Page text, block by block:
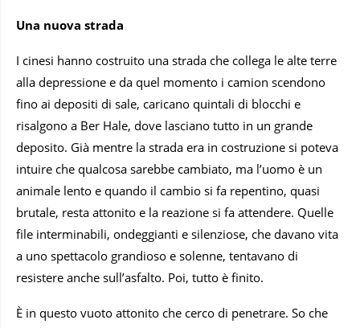
Una nuova strada
I cinesi hanno costruito una strada che collega le alte terre
alla depressione e da quel momento i camion scendono
fino ai depositi di sale, caricano quintali di blocchi e
risalgono a Ber Hale, dove lasciano tutto in un grande
deposito. Già mentre la strada era in costruzione si poteva
intuire che qualcosa sarebbe cambiato, ma l’uomo è un
animale lento e quando il cambio si fa repentino, quasi
brutale, resta attonito e la reazione si fa attendere. Quelle
file interminabili, ondeggianti e silenziose, che davano vita
a uno spettacolo grandioso e solenne, tentavano di
resistere anche sull’asfalto. Poi, tutto è finito.
È in questo vuoto attonito che cerco di penetrare. So che